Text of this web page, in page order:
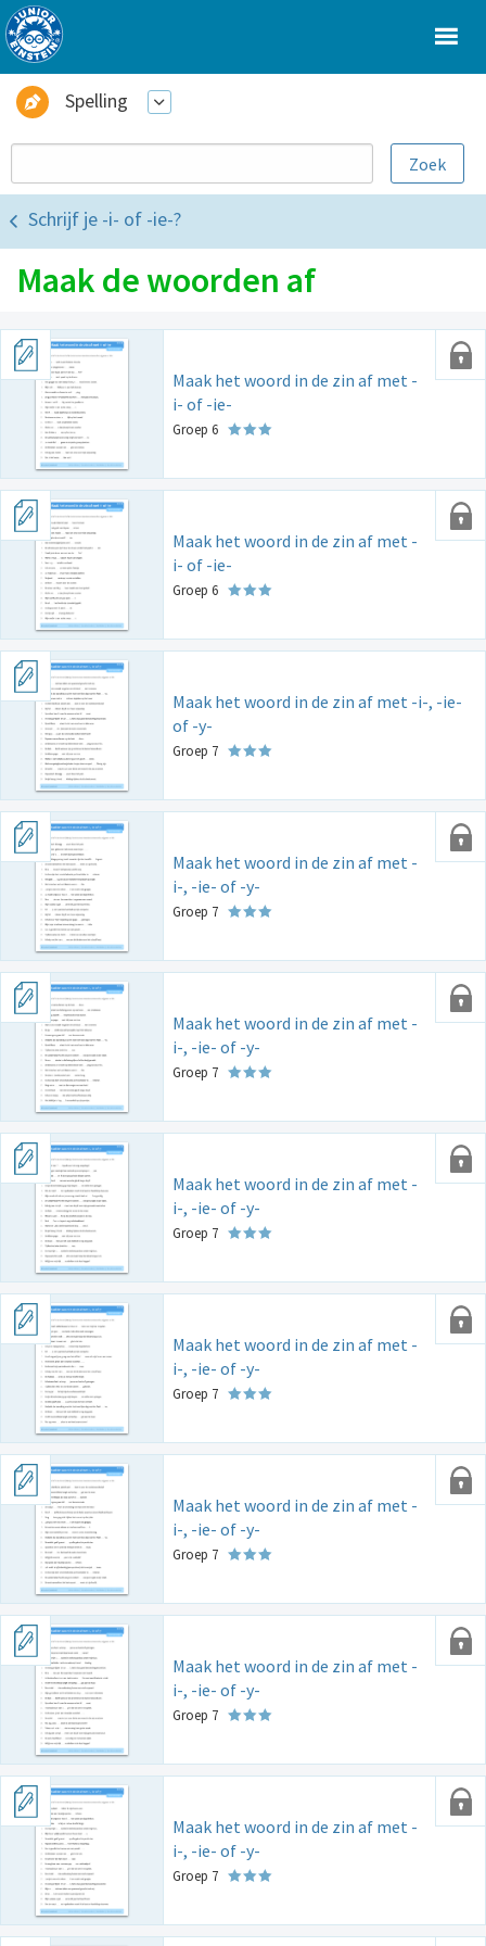
Spelling
Schrijf je -i- of -ie-?
Maak de woorden af
Maak het woord in de zin af met -
i- of -ie-
Groep 6
Maak het woord in de zin af met -
i- of -ie-
Groep 6
Maak het woord in de zin af met -i-, -ie-
of -y-
Groep 7
Maak het woord in de zin af met -
i-, -ie- of -y-
Groep 7
Maak het woord in de zin af met -
i-, -ie- of -y-
Groep 7
Maak het woord in de zin af met -
i-, -ie- of -y-
Groep 7
Maak het woord in de zin af met -
i-, -ie- of -y-
Groep 7
Maak het woord in de zin af met -
i-, -ie- of -y-
Groep 7
Maak het woord in de zin af met -
i-, -ie- of -y-
Groep 7
Maak het woord in de zin af met -
i-, -ie- of -y-
Groep 7